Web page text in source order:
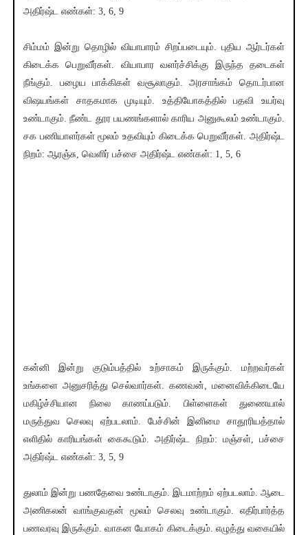
அதிர்ஷ்ட எண்கள்: 3, 6, 9
சிம்மம் இன்று தொழில் வியாபாரம் சிறப்படையும். புதிய ஆர்டர்கள்
கிடைக்க பெறுவீர்கள். வியாபார வளர்ச்சிக்கு இருந்த தடைகள்
நீங்கும். பழைய பாக்கிகள் வசூலாகும். அரசாங்கம் தொடர்பான
விஷயங்கள் சாதகமாக முடியும். உத்தியோகத்தில் பதவி உயர்வு
உண்டாகும். நீண்ட தூர பயணங்களால் காரிய அனுகூலம் உண்டாகும்.
சக பணியாளர்கள் மூலம் உதவியும் கிடைக்க பெறுவீர்கள். அதிர்ஷ்ட
நிறம்: ஆரஞ்சு, வெளிர் பச்சை அதிர்ஷ்ட எண்கள்: 1, 5, 6
கன்னி இன்று குடும்பத்தில் உற்சாகம் இருக்கும். மற்றவர்கள்
உங்களை அனுசரித்து செல்வார்கள். கணவன், மனைவிக்கிடையே
மகிழ்ச்சியான நிலை காணப்படும். பிள்ளைகள் துணையால்
மருத்துவ செலவு ஏற்படலாம். பேச்சின் இனிமை சாதூரியத்தால்
எளிதில் காரியங்கள் கைகூடும். அதிர்ஷ்ட நிறம்: மஞ்சள், பச்சை
அதிர்ஷ்ட எண்கள்: 3, 5, 9
துலாம் இன்று பணதேவை உண்டாகும். இடமாற்றம் ஏற்படலாம். ஆடை
அணிகலன் வாங்குவதன் மூலம் செலவு உண்டாகும். எதிர்பார்த்த
பணவரவு இருக்கும். வாகன யோகம் கிடைக்கும். எழுத்து வகையில்